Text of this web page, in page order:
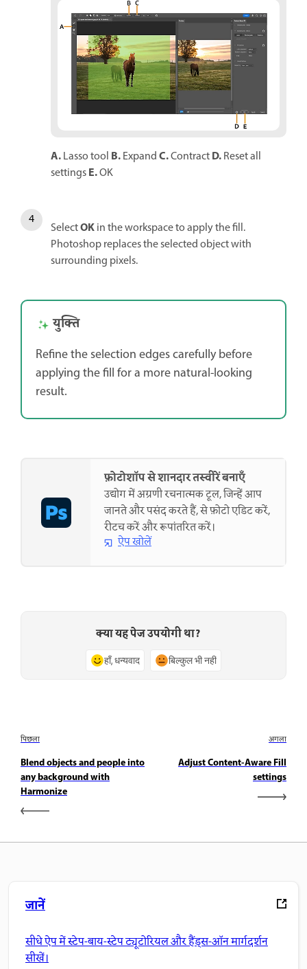
A.Lasso tool B.ExpandC.ContractD.Reset all
settingsE.OK
SelectOKin the workspace to apply the fill.
Photoshop replaces the selected object with
surrounding pixels.
युक्ति
Refine the selection edges carefully before
applying the fill for a more natural-looking
result.
फ़ोटोशॉप से शानदार तस्वीरें बनाएँ
उद्योग में अग्रणी रचनात्मक टूल, जिन्हें आप
जानते और पसंद करते हैं, से फ़ोटो एडिट करें,
रीटच करें और रूपांतरित करें।
ऐप खोलें
क्या यह पेज उपयोगी था?
हाँ, धन्यवाद बिल्कुल भी नहीं
पिछला
Blend objects and people into
any background with
Harmonize
अगला
Adjust Content-Aware Fill
settings
जानें
सीधे ऐप में स्टेप-बाय-स्टेप ट्यूटोरियल और हैंड्स-ऑन मार्गदर्शन
सीखें।